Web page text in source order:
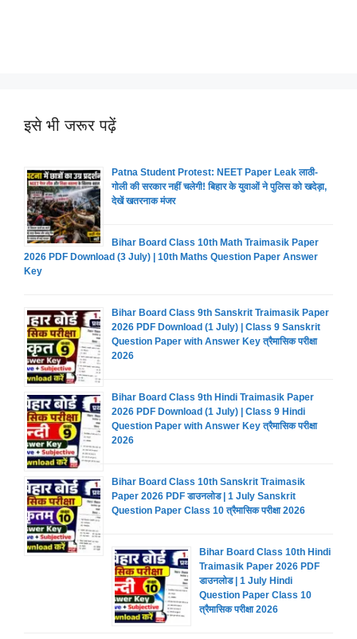
इसे भी जरूर पढ़ें
Patna Student Protest: NEET Paper Leak लाठी-
गोली की सरकार नहीं चलेगी! बिहार के युवाओं ने पुलिस को खदेड़ा,
देखें खतरनाक मंजर
Bihar Board Class 10th Math Traimasik Paper
2026 PDF Download (3 July) | 10th Maths Question Paper Answer
Key
Bihar Board Class 9th Sanskrit Traimasik Paper
2026 PDF Download (1 July) | Class 9 Sanskrit
Question Paper with Answer Key त्रैमासिक परीक्षा
2026
Bihar Board Class 9th Hindi Traimasik Paper
2026 PDF Download (1 July) | Class 9 Hindi
Question Paper with Answer Key त्रैमासिक परीक्षा
2026
Bihar Board Class 10th Sanskrit Traimasik
Paper 2026 PDF डाउनलोड | 1 July Sanskrit
Question Paper Class 10 त्रैमासिक परीक्षा 2026
Bihar Board Class 10th Hindi
Traimasik Paper 2026 PDF
डाउनलोड | 1 July Hindi
Question Paper Class 10
त्रैमासिक परीक्षा 2026